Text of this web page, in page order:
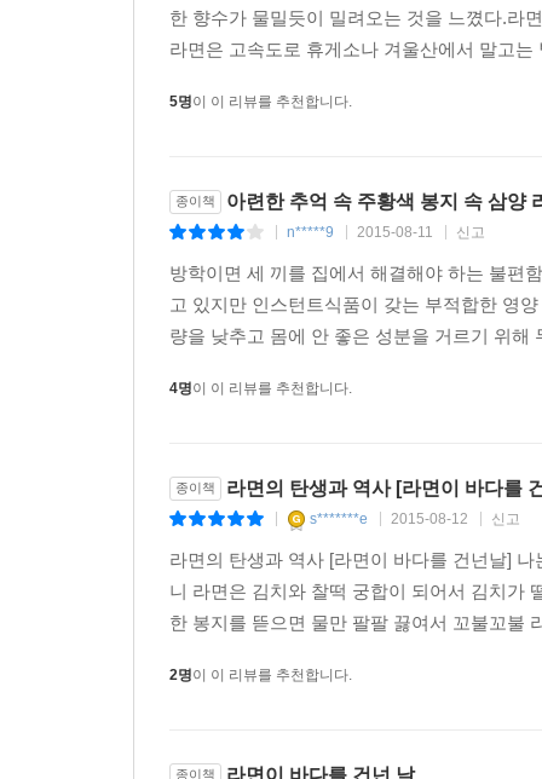
#한일수교 50주년 #삼양라면 #전중윤 #제면업 #
김종필 #위탁가공 #원조 #1963 #스파게티 #
주말 점심으로 라면을 끓여 먹는 사람이라면
알면서도, 출출하면 바로 뜨거운 물 부어 먹는 ‘우
먹고 가실래요?’라고 물어보기를 그렇게 기대하
그렇게 무시하면 정말 안 되는 거다.
한 향수가 물밀듯이 밀려오는 것을 느꼈다.라
라면은 고속도로 휴게소나 겨울산에서 말고
5명이 이 리뷰를 추천합니다.
종이책 아련한 추억 속 주황색 봉지 속 삼양
n*****9 2015-08-11 신고
방학이면 세 끼를 집에서 해결해야 하는 불편
고 있지만 인스턴트식품이 갖는 부적합한 영
량을 낮추고 몸에 안 좋은 성분을 거르기 위
4명이 이 리뷰를 추천합니다.
종이책 라면의 탄생과 역사 [라면이 바다를
s*******e 2015-08-12 신고
라면의 탄생과 역사 [라면이 바다를 건넌날]
니 라면은 김치와 찰떡 궁합이 되어서 김치가
한 봉지를 뜯으면 물만 팔팔 끓여서 꼬불꼬불
2명이 이 리뷰를 추천합니다.
종이책 라면이 바다를 건넌 날